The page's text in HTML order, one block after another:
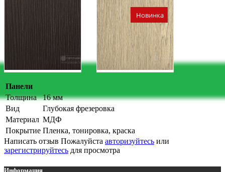
Новинка
Панели
Толщина
16 мм
Вид
Глубокая фрезеровка
Материал МДФ
Покрытие Пленка, тонировка, краска
Написать отзыв Пожалуйста авторизуйтесь или
зарегистрируйтесь для просмотра
Информация